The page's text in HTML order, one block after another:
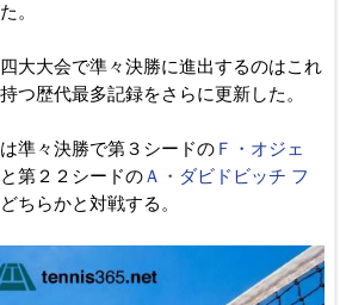
。
大大会で準々決勝に進出するのはこれ
つ歴代最多記録をさらに更新した。
準々決勝で第３シードの Ｆ・オジェ
と第２２シードのＡ・ダビドビッチ フ
ちらかと対戦する。